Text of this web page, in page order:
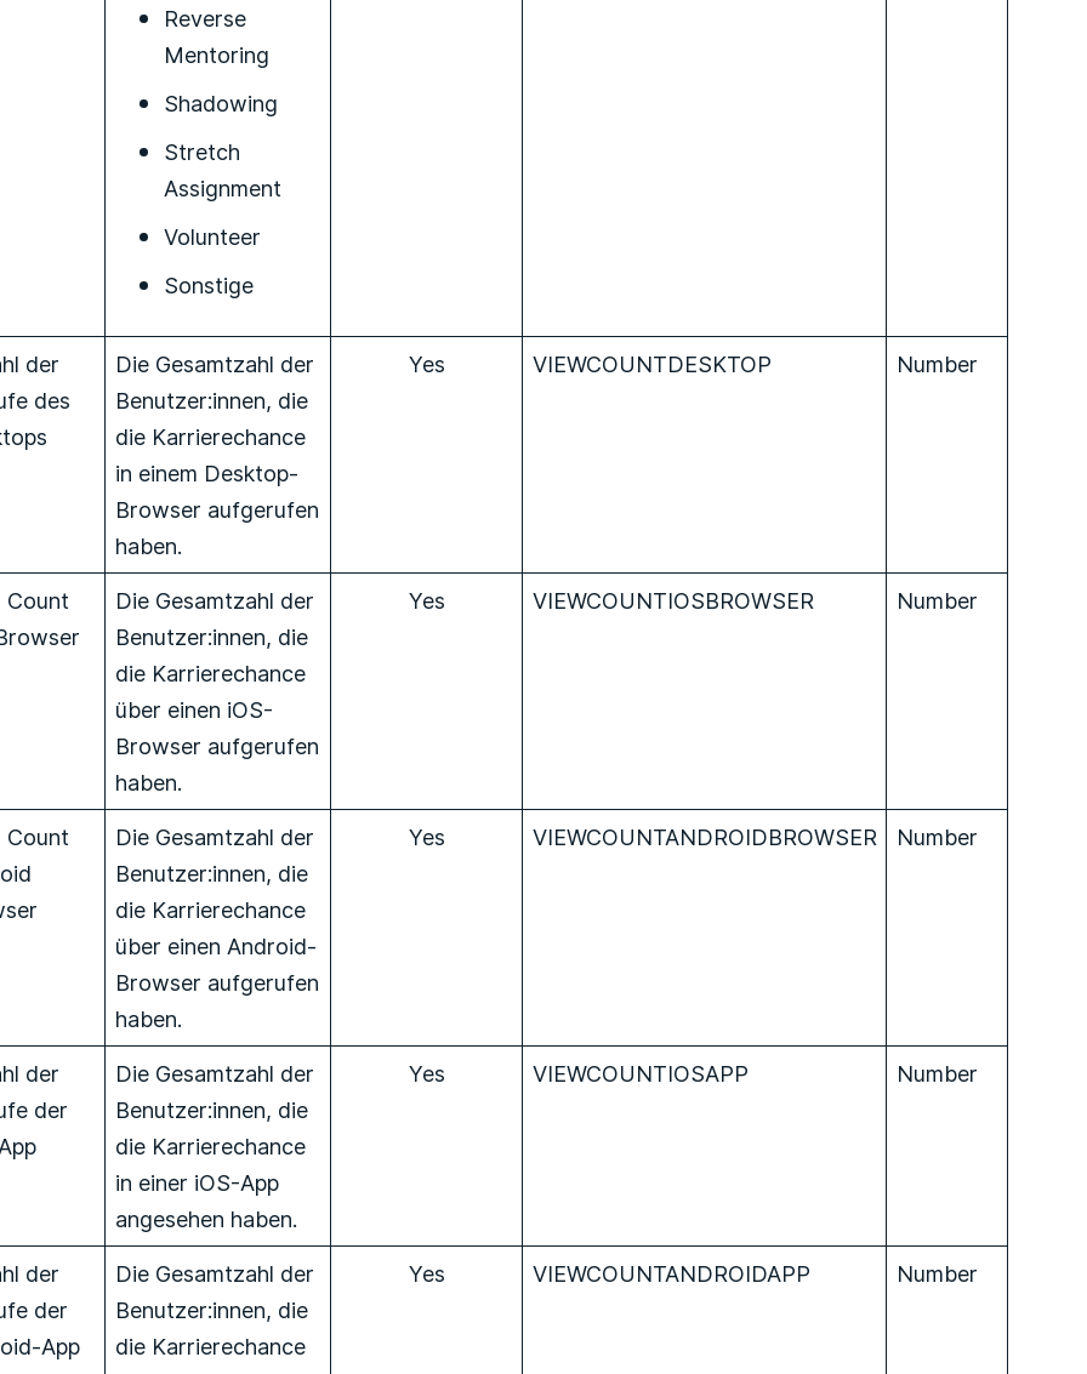
Reverse
Mentoring
Shadowing
Stretch
Assignment
Volunteer
Sonstige
der
des
Die Gesamtzahl der
Benutzer:innen, die
die Karrierechance
in einem Desktop-
Browser aufgerufen
haben.
Yes VIEWCOUNTDESKTOP Number
Count
Die Gesamtzahl der
Benutzer:innen, die
die Karrierechance
über einen iOS-
Browser aufgerufen
haben.
Yes VIEWCOUNTIOSBROWSER Number
Count
Die Gesamtzahl der
Benutzer:innen, die
die Karrierechance
über einen Android-
Browser aufgerufen
haben.
Yes VIEWCOUNTANDROIDBROWSER Number
der
der
Die Gesamtzahl der
Benutzer:innen, die
die Karrierechance
in einer iOS-App
angesehen haben.
Yes VIEWCOUNTIOSAPP Number
der
der
App
Die Gesamtzahl der
Benutzer:innen, die
die Karrierechance
Yes VIEWCOUNTANDROIDAPP Number